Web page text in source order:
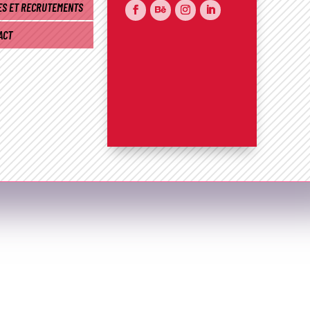
ET RECRUTEMENTS